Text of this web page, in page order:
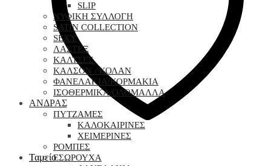
Ταμείο
SLIP
ΝΥΦΙΚΗ ΣΥΛΛΟΓΗ
SATIN COLLECTION
SEXY
ΛΑΣΤΕΞ
ΚΑΛΤΣΕΣ
ΚΑΛΣΟΝ / ΚΟΛΑΝ
ΦΑΝΕΛΑΚΙΑ/ΚΟΡΜΑΚΙΑ
ΙΣΟΘΕΡΜΙΚΑ/ΟΛΟΜΑΛΛΑ
ΑΝΔΡΑΣ
ΠΥΤΖΑΜΕΣ
ΚΑΛΟΚΑΙΡΙΝΕΣ
ΧΕΙΜΕΡΙΝΕΣ
ΡΟΜΠΕΣ
ΕΣΩΡΟΥΧΑ